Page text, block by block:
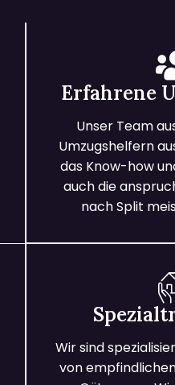
Erfahrene
Unser Team
Umzugshelfern
das Know-how
auch die
nach Split
Wir sind
von